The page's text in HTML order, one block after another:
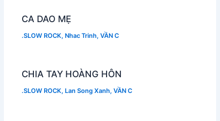
CA DAO MẸ
.SLOW ROCK, Nhac Trinh,VẦN C
CHIA TAY HOÀNG HÔN
.SLOW ROCK, Lan Song Xanh,VẦN C